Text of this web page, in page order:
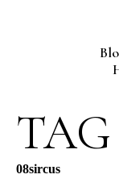
TAG
08sircus